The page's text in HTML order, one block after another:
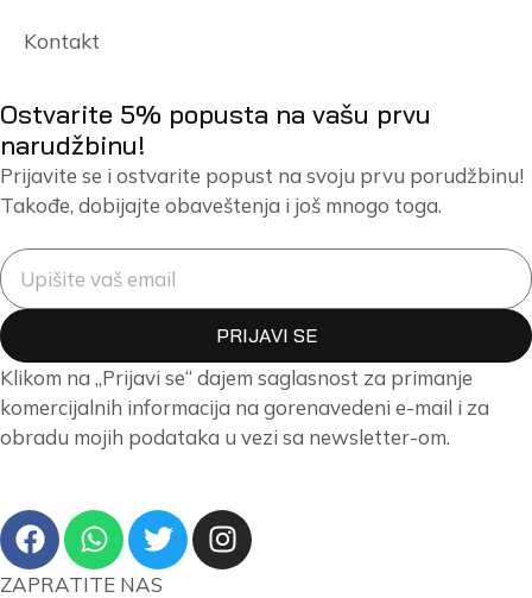
Kontakt
Ostvarite 5% popusta na vašu prvu
narudžbinu!
Prijavite se i ostvarite popust na svoju prvu porudžbinu!
Takođe, dobijajte obaveštenja i još mnogo toga.
PRIJAVI SE
Klikom na „Prijavi se“ dajem saglasnost za primanje
komercijalnih informacija na gorenavedeni e-mail i za
obradu mojih podataka u vezi sa newsletter-om.
ZAPRATITE NAS